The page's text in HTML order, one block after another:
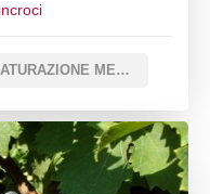
MATURAZIONE MEDIA